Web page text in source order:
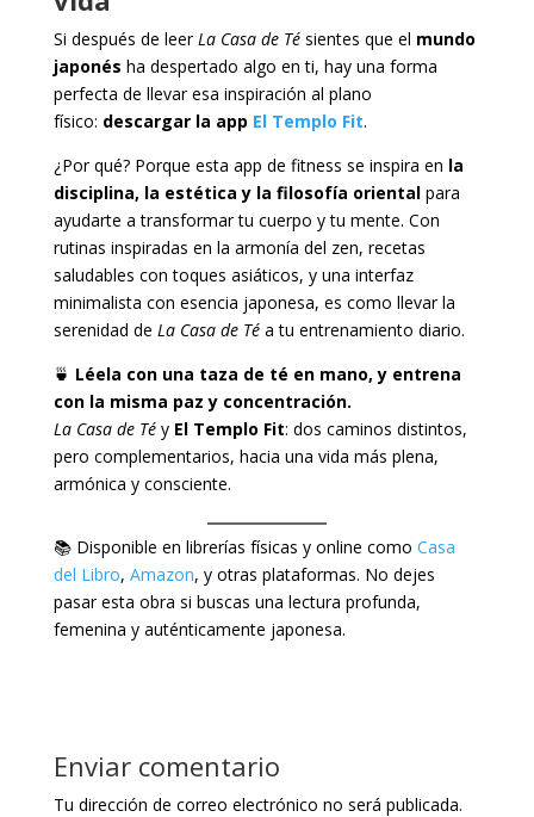
Si después de leerLa Casa de Tésientes que el mundo
japonés ha despertado algo en ti, hay una forma
perfecta de llevar esa inspiración al plano
físico: descargar la app El Templo Fit.
¿Por qué? Porque esta app de fitness se inspira en la
disciplina, la estética y la filosofía orientalpara
ayudarte a transformar tu cuerpo y tu mente. Con
rutinas inspiradas en la armonía del zen, recetas
saludables con toques asiáticos, y una interfaz
minimalista con esencia japonesa, es como llevar la
serenidad de La Casa de Téa tu entrenamiento diario.
🍵 Léela con una taza de té en mano, y entrena
con la misma paz y concentración.
La Casa de Téy El Templo Fit: dos caminos distintos,
pero complementarios, hacia una vida más plena,
armónica y consciente.
📚 Disponible en librerías físicas y online como Casa
del Libro, Amazon, y otras plataformas. No dejes
pasar esta obra si buscas una lectura profunda,
femenina y auténticamente japonesa.
Enviar comentario
Tu dirección de correo electrónico no será publicada.